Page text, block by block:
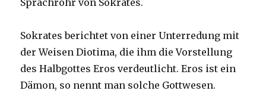
Sokrates berichtet von einer Unterredung mit
der Weisen Diotima, die ihm die Vorstellung
des Halbgottes Eros verdeutlicht. Eros ist ein
Dämon, so nennt man solche Gottwesen.